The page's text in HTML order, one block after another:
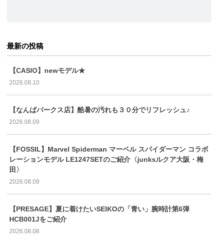
最新の投稿
【CASIO】newモデル★
2026.08.10
【なんばパークス店】酷暑の汚れも３０分でリフレッシュ♪
2026.08.09
【FOSSIL】Marvel Spiderman マーベル スパイダーマン コラボ
レーションモデル LE1247SETのご紹介〈junksルクア大阪・梅
田〉
2026.08.09
【PRESAGE】夏に着けたいSEIKOの「青い」腕時計第6弾
HCB001Jをご紹介
2026.08.08